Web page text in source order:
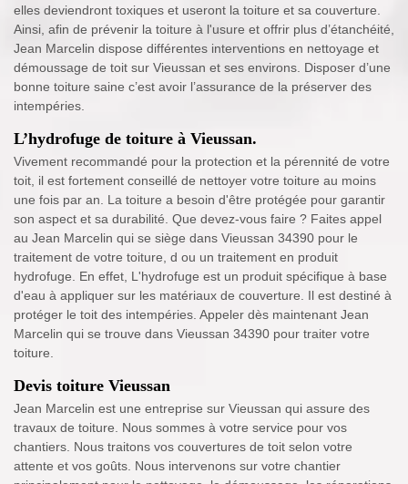
elles deviendront toxiques et useront la toiture et sa couverture.
Ainsi, afin de prévenir la toiture à l'usure et offrir plus d’étanchéité,
Jean Marcelin dispose différentes interventions en nettoyage et
démoussage de toit sur Vieussan et ses environs. Disposer d’une
bonne toiture saine c’est avoir l’assurance de la préserver des
intempéries.
L’hydrofuge de toiture à Vieussan.
Vivement recommandé pour la protection et la pérennité de votre
toit, il est fortement conseillé de nettoyer votre toiture au moins
une fois par an. La toiture a besoin d'être protégée pour garantir
son aspect et sa durabilité. Que devez-vous faire ? Faites appel
au Jean Marcelin qui se siège dans Vieussan 34390 pour le
traitement de votre toiture, d ou un traitement en produit
hydrofuge. En effet, L'hydrofuge est un produit spécifique à base
d'eau à appliquer sur les matériaux de couverture. Il est destiné à
protéger le toit des intempéries. Appeler dès maintenant Jean
Marcelin qui se trouve dans Vieussan 34390 pour traiter votre
toiture.
Devis toiture Vieussan
Jean Marcelin est une entreprise sur Vieussan qui assure des
travaux de toiture. Nous sommes à votre service pour vos
chantiers. Nous traitons vos couvertures de toit selon votre
attente et vos goûts. Nous intervenons sur votre chantier